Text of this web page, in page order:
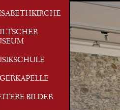
BILDER